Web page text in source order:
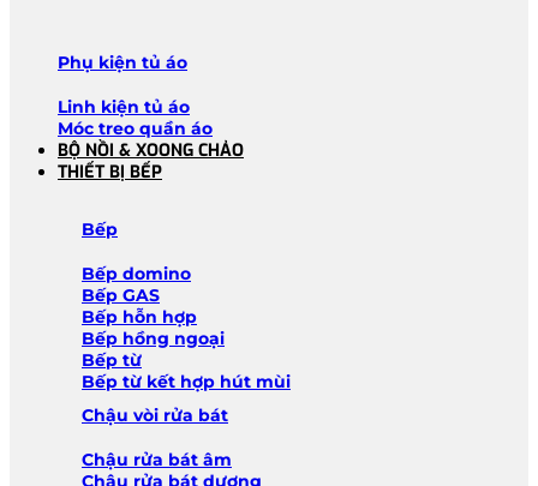
Phụ kiện tủ áo
Linh kiện tủ áo
Móc treo quần áo
BỘ NỒI & XOONG CHẢO
THIẾT BỊ BẾP
Bếp
Bếp domino
Bếp GAS
Bếp hỗn hợp
Bếp hồng ngoại
Bếp từ
Bếp từ kết hợp hút mùi
Chậu vòi rửa bát
Chậu rửa bát âm
Chậu rửa bát dương